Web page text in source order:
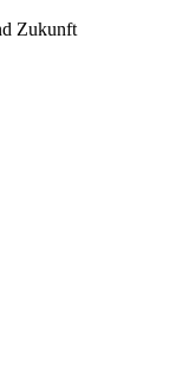
Zukunft